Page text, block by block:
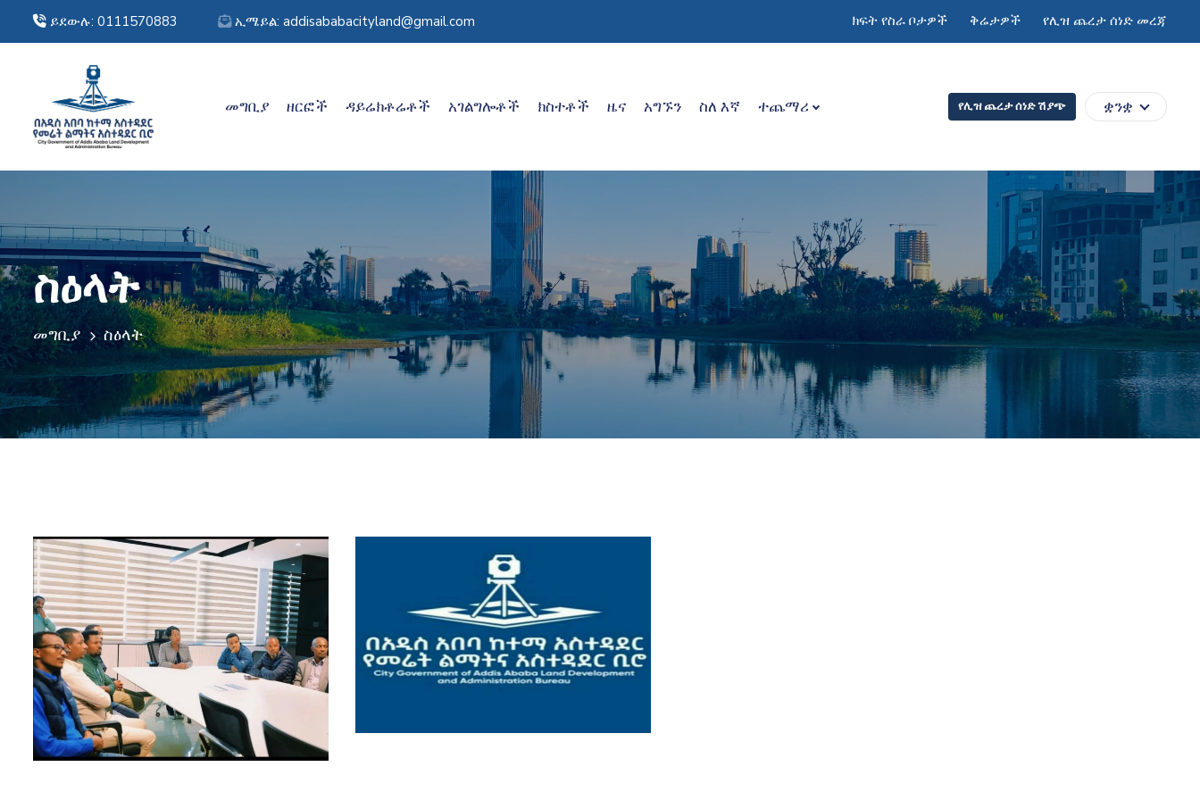
ይደውሉ: 0111570883 ኢሜይል: addisababacityland@gmail.com ክፍት የስራ ቦታዎች ቅሬታዎች የሊዝ ጨረታ ሰነድ መረጃ
መግቢያ ዘርፎች ዳይሬክቶሬቶች አገልግሎቶች ክስተቶች ዜና አግኙን ስለ እኛ ተጨማሪ የሊዝ ጨረታ ሰነድ ሽያጭ ቋንቋ
ስዕላት
መግቢያ ስዕላት